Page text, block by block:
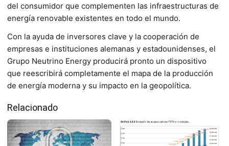
del consumidor que complementen las infraestructuras de
energía renovable existentes en todo el mundo.
Con la ayuda de inversores clave y la cooperación de
empresas e instituciones alemanas y estadounidenses, el
Grupo Neutrino Energy producirá pronto un dispositivo
que reescribirá completamente el mapa de la producción
de energía moderna y su impacto en la geopolítica.
Relacionado